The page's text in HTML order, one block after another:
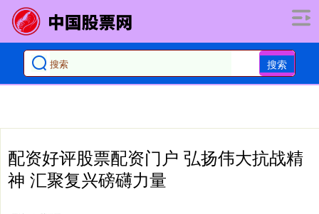
搜索
配资好评股票配资门户 弘扬伟大抗战精
神 汇聚复兴磅礴力量